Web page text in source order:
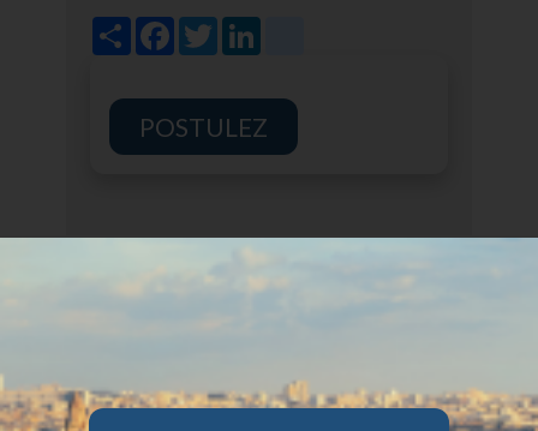
Share Facebook
Twitter
POSTULEZ